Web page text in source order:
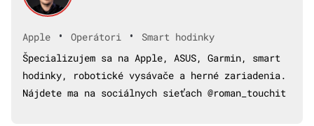
Apple • Operátori •
Smart hodinky
Špecializujem sa na Apple, ASUS, Garmin, smart
hodinky, robotické vysávače a herné zariadenia.
Nájdete ma na sociálnych sieťach @roman_touchit